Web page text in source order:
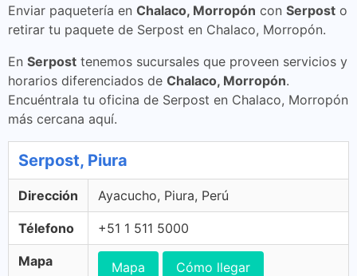
Enviar paquetería en Chalaco, Morropón con Serpost o
retirar tu paquete de Serpost en Chalaco, Morropón.
En Serpost tenemos sucursales que proveen servicios y
horarios diferenciados de Chalaco, Morropón.
Encuéntrala tu oficina de Serpost en Chalaco, Morropón
más cercana aquí.
Serpost, Piura
Dirección Ayacucho, Piura, Perú
Télefono +51 1 511 5000
Mapa Mapa Cómo llegar